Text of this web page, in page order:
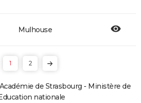
Mulhouse
1 2
de Strasbourg - Ministère de
nationale